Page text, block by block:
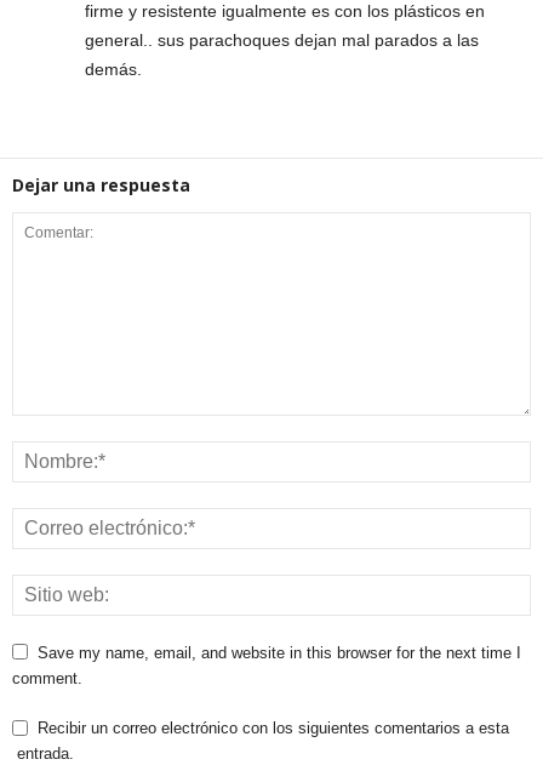
firme y resistente igualmente es con los plásticos en
general.. sus parachoques dejan mal parados a las
demás.
Dejar una respuesta
Save my name, email, and website in this browser for the next time I
comment.
Recibir un correo electrónico con los siguientes comentarios a esta
entrada.